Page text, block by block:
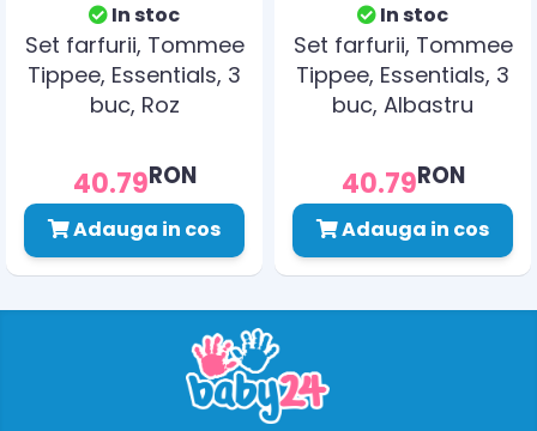
In stoc
Set farfurii, Tommee
Tippee, Essentials, 3
buc, Roz
40.79RON
Adauga in cos
In stoc
Set farfurii, Tommee
Tippee, Essentials, 3
buc, Albastru
40.79RON
Adauga in cos